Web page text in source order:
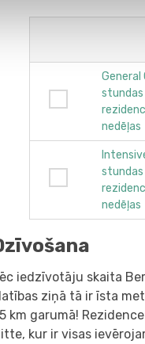
General
stundas
nedēļas
stundas
nedēļas
iedzīvotāju skaita
ziņā tā ir īsta
km garumā!
kur ir visas